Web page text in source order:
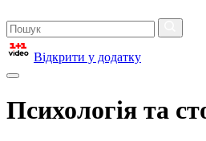
Відкрити у додатку
Психологія та